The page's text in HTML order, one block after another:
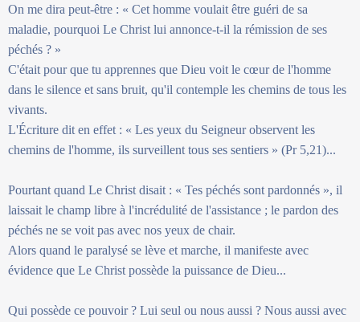
On me dira peut-être : « Cet homme voulait être guéri de sa
maladie, pourquoi Le Christ lui annonce-t-il la rémission de ses
péchés ? »
C'était pour que tu apprennes que Dieu voit le cœur de l'homme
dans le silence et sans bruit, qu'il contemple les chemins de tous les
vivants.
L'Écriture dit en effet : « Les yeux du Seigneur observent les
chemins de l'homme, ils surveillent tous ses sentiers » (Pr 5,21)...
Pourtant quand Le Christ disait : « Tes péchés sont pardonnés », il
laissait le champ libre à l'incrédulité de l'assistance ; le pardon des
péchés ne se voit pas avec nos yeux de chair.
Alors quand le paralysé se lève et marche, il manifeste avec
évidence que Le Christ possède la puissance de Dieu...
Qui possède ce pouvoir ? Lui seul ou nous aussi ? Nous aussi avec